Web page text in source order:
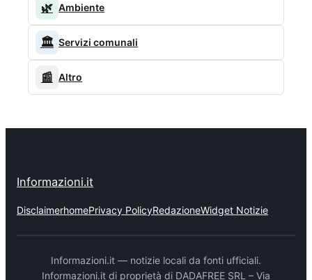
🌿 Ambiente
🏛️ Servizi comunali
📰 Altro
Informazioni.it
DisclaimerhomePrivacy PolicyRedazioneWidget Notizie
Informazioni.it — notizie locali da fonti ufficiali.
Informazioni.it di proprietà di DADAFREE SRL – Via